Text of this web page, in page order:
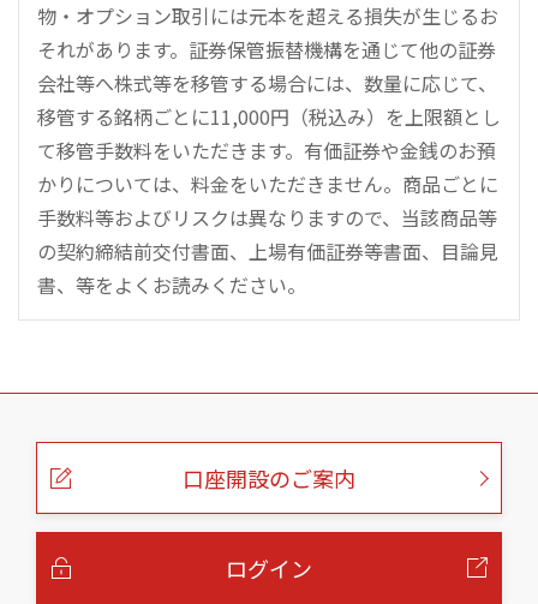
物・オプション取引には元本を超える損失が生じるお
それがあります。証券保管振替機構を通じて他の証券
会社等へ株式等を移管する場合には、数量に応じて、
移管する銘柄ごとに11,000円（税込み）を上限額とし
て移管手数料をいただきます。有価証券や金銭のお預
かりについては、料金をいただきません。商品ごとに
手数料等およびリスクは異なりますので、当該商品等
の契約締結前交付書面、上場有価証券等書面、目論見
書、等をよくお読みください。
こ
口座開設のご案内
ログイン